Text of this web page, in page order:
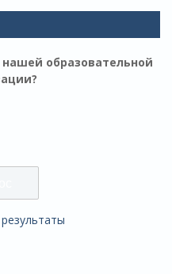
образовательной